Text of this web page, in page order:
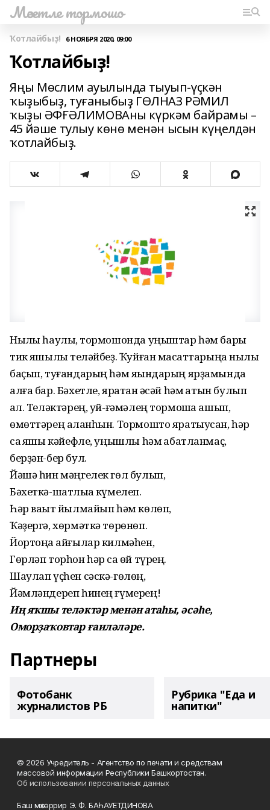
Мәсетле тормошо
Ҡотлайбыҙ! 6 НОЯБРЯ 2020, 09:00
Ҡотлайбыҙ!
Яңы Мөслим ауылында тыуып-үҫкән
ҡыҙыбыҙ, туғаныбыҙ ГӨЛНАЗ РӘМИЛ
ҡыҙы ӘФҒӘЛИМОВАны күркәм байрамы –
45 йәше тулыу көнө менән ысын күңелдән
ҡотлайбыҙ.
Ныҡлы һаулыҡ, тормошонда уңыштар һәм бары
тик яҡшылыҡ теләйбеҙ. Ҡуйған маҡсаттарыңа ныҡлы
баҫып, туғандарың һәм яҡындарың ярҙамында
алға бар. Бәхетле, яратҡан әсәй һәм ҡатын булып
ҡал. Теләктәрең, уй-ғәмәлең тормошҡа ашып,
өмөттәрең аҡланһын. Тормошто яратыусан, һәр
саҡ яҡшы кәйефле, уңышлы һәм ҡабатланмаҫ,
берҙән-бер бул.
Йәшә һин мәңгелек гөл булып,
Бәхеткә-шатлыҡҡа күмелеп.
Һәр ваҡыт йылмайып һәм көлөп,
Ҡәҙергә, хөрмәткә төрөнөп.
Йортоңа ҡайғылар килмәһен,
Гөрләп торһон һәр саҡ өй түрең.
Шаулап үҫһен сәскә-гөлөң,
Йәмләндереп һинең ғүмерең!
Иң яҡшы теләктәр менән атаһы, әсәһе,
Оморҙаҡовтар ғаиләләре.
Партнеры
Фотобанк
журналистов РБ
Рубрика "Еда и
напитки"
© 2026 Учредитель - Агентство по печати и средствам
массовой информации Республики Башкортостан.
Об использовании персональных данных
Баш мөхәррир Э. Ф. БАҺАУЕТДИНОВА